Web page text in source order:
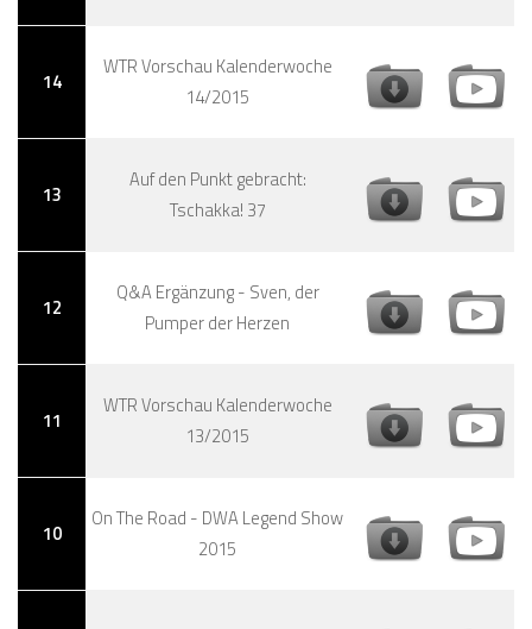
14
WTR Vorschau Kalenderwoche
14/2015
13
Auf den Punkt gebracht:
Tschakka! 37
12
Q&A Ergänzung - Sven, der
Pumper der Herzen
11
WTR Vorschau Kalenderwoche
13/2015
10
On The Road - DWA Legend Show
2015